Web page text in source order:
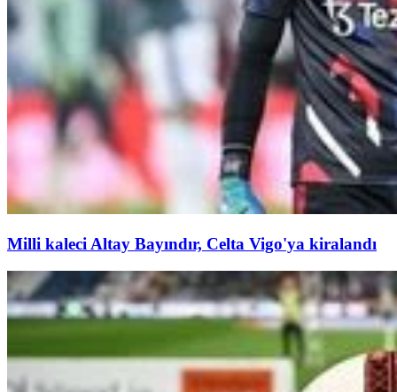
Milli kaleci Altay Bayındır, Celta Vigo'ya kiralandı